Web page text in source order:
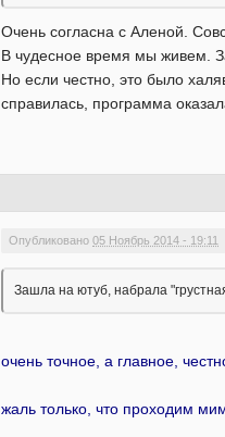
Очень согласна с Аленой.
В чудесное время мы живем.
Но если честно, это было
справилась, программа
Опубликовано05 Ноябрь 2014 - 19:11
Зашла на ютуб, набрала
очень точное, а главное,
жаль только, что проходим